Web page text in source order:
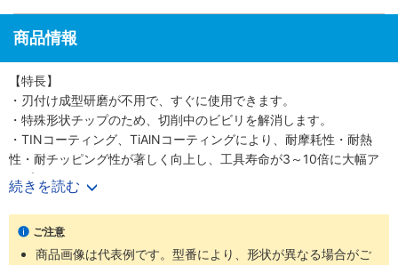
商品情報
【特長】
・刃付け成型研磨が不用で、すぐに使用できます。
・特殊形状チップのため、切削中のビビリを解消します。
・TINコーティング、TiAlNコーティングにより、耐摩耗性・耐熱
性・耐チッピング性が著しく向上し、工具寿命が3～10倍に大幅ア
ップしました。
【用途】
・突切り・溝入れ用。
【材質】
・高速度鋼(NK4)
続きを読む
ご注意
商品画像は代表例です。型番により、形状が異なる場合がご